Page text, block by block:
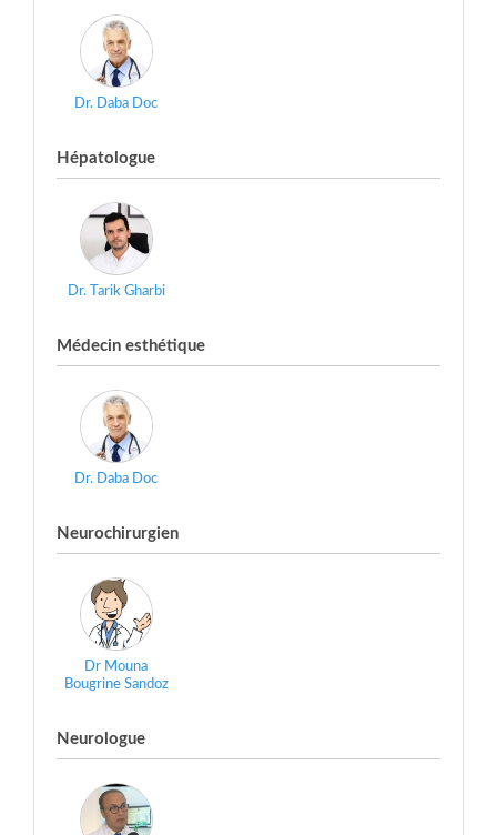
Dr. Daba Doc
Hépatologue
Dr. Tarik Gharbi
Médecin esthétique
Dr. Daba Doc
Neurochirurgien
Dr Mouna
Bougrine Sandoz
Neurologue